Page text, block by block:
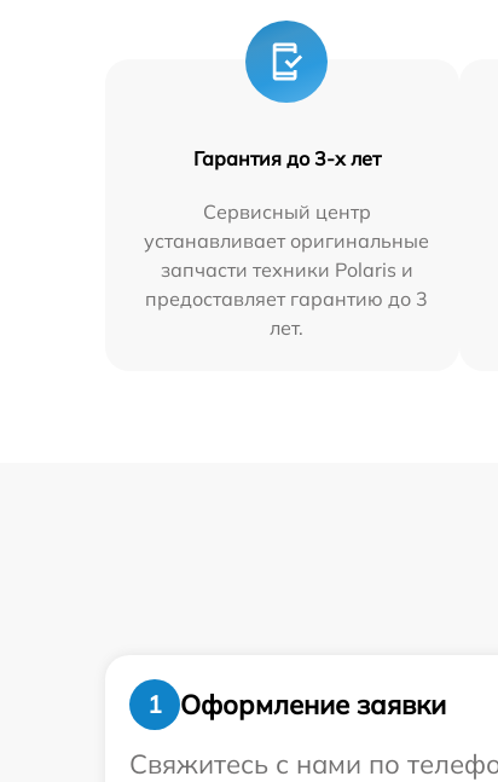
Гарантия до 3-х лет
Сервисный центр
устанавливает оригинальные
запчасти техники Polaris и
предоставляет гарантию до 3
лет.
1
Оформление заявки
Свяжитесь с нами по